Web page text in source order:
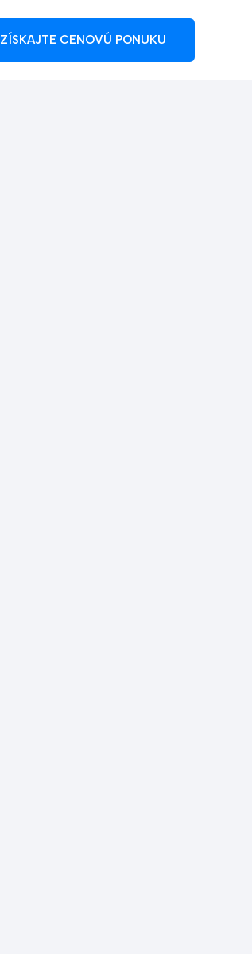
ZÍSKAJTE CENOVÚ PONUKU